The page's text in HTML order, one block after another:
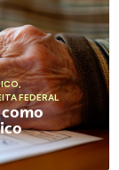
,
FEDERAL